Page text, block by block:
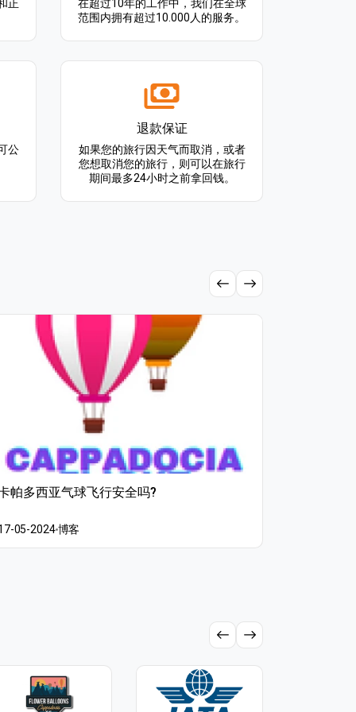
正
在超过10年的工作中，我们在全球
范围内拥有超过10.000人的服务。
公
退款保证
如果您的旅行因天气而取消，或者
您想取消您的旅行，则可以在旅行
期间最多24小时之前拿回钱。
帕多西亚气球飞行安全吗?
05-2024博客